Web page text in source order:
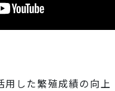
した繁殖成績の向上